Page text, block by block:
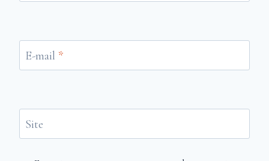
E-mail *
Site